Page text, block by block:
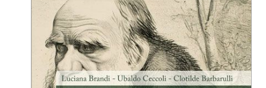
alla
della
galleria
di